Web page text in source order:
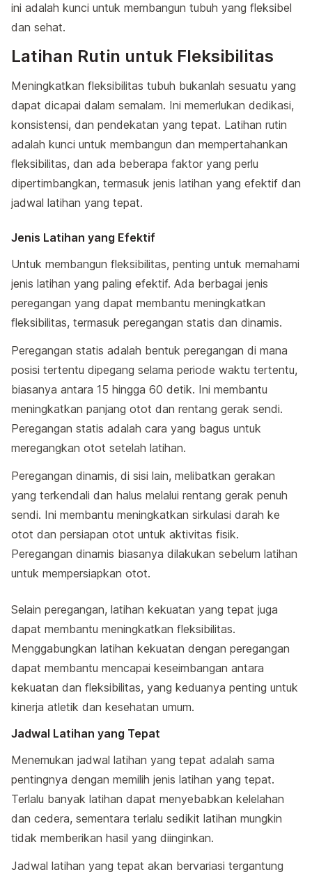
ini adalah kunci untuk membangun tubuh yang fleksibel
dan sehat.
Latihan Rutin untuk Fleksibilitas
Meningkatkan fleksibilitas tubuh bukanlah sesuatu yang
dapat dicapai dalam semalam. Ini memerlukan dedikasi,
konsistensi, dan pendekatan yang tepat. Latihan rutin
adalah kunci untuk membangun dan mempertahankan
fleksibilitas, dan ada beberapa faktor yang perlu
dipertimbangkan, termasuk jenis latihan yang efektif dan
jadwal latihan yang tepat.
Jenis Latihan yang Efektif
Untuk membangun fleksibilitas, penting untuk memahami
jenis latihan yang paling efektif. Ada berbagai jenis
peregangan yang dapat membantu meningkatkan
fleksibilitas, termasuk peregangan statis dan dinamis.
Peregangan statis adalah bentuk peregangan di mana
posisi tertentu dipegang selama periode waktu tertentu,
biasanya antara 15 hingga 60 detik. Ini membantu
meningkatkan panjang otot dan rentang gerak sendi.
Peregangan statis adalah cara yang bagus untuk
meregangkan otot setelah latihan.
Peregangan dinamis, di sisi lain, melibatkan gerakan
yang terkendali dan halus melalui rentang gerak penuh
sendi. Ini membantu meningkatkan sirkulasi darah ke
otot dan persiapan otot untuk aktivitas fisik.
Peregangan dinamis biasanya dilakukan sebelum latihan
untuk mempersiapkan otot.
Selain peregangan, latihan kekuatan yang tepat juga
dapat membantu meningkatkan fleksibilitas.
Menggabungkan latihan kekuatan dengan peregangan
dapat membantu mencapai keseimbangan antara
kekuatan dan fleksibilitas, yang keduanya penting untuk
kinerja atletik dan kesehatan umum.
Jadwal Latihan yang Tepat
Menemukan jadwal latihan yang tepat adalah sama
pentingnya dengan memilih jenis latihan yang tepat.
Terlalu banyak latihan dapat menyebabkan kelelahan
dan cedera, sementara terlalu sedikit latihan mungkin
tidak memberikan hasil yang diinginkan.
Jadwal latihan yang tepat akan bervariasi tergantung